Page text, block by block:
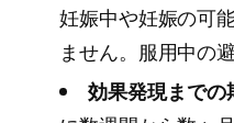
妊娠中や妊娠の可
ません。服用中の
効果発現までの